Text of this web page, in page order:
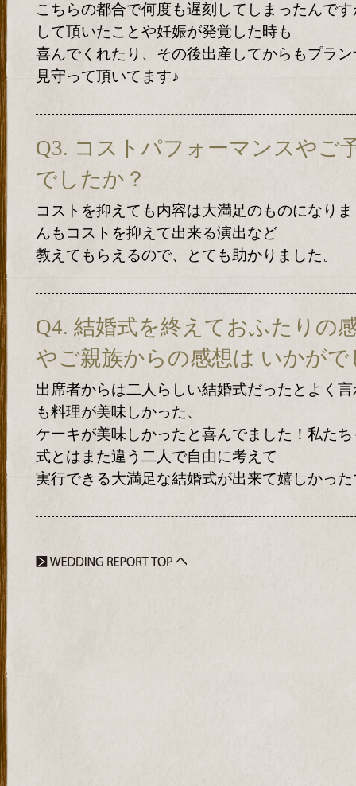
こちらの都合で何度も遅刻してしまったんで
して頂いたことや妊娠が発覚した時も
喜んでくれたり、その後出産してからもプラ
見守って頂いてます♪
Q3. コストパフォーマンスやご
でしたか？
コストを抑えても内容は大満足のものになり
んもコストを抑えて出来る演出など
教えてもらえるので、とても助かりました。
Q4. 結婚式を終えておふたりの
やご親族からの感想は いかが
出席者からは二人らしい結婚式だったとよく
も料理が美味しかった、
ケーキが美味しかったと喜んでました！私た
式とはまた違う二人で自由に考えて
実行できる大満足な結婚式が出来て嬉しかっ